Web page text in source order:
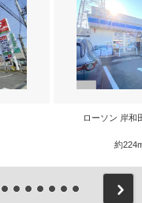
ローソン 岸和
約